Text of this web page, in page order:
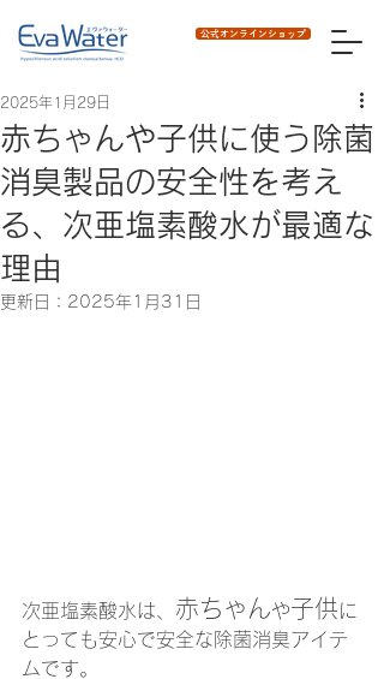
公式オンラインショップ
赤ちゃんや子供に使う除菌
消臭製品の安全性を考え
る、次亜塩素酸水が最適な
理由
2025年1月29日
更新日： 2025年1月31日
次亜塩素酸水は、 赤ちゃんや子供に
とっても安心で安全な除菌消臭アイテ
ムです。